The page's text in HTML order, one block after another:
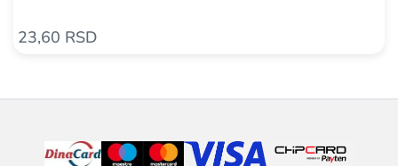
23,60 RSD